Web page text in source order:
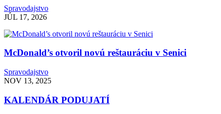
Spravodajstvo
JÚL 17, 2026
McDonald’s otvoril novú reštauráciu v Senici
Spravodajstvo
NOV 13, 2025
KALENDÁR PODUJATÍ